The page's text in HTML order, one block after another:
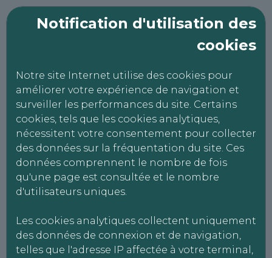
Notification d'utilisation des
cookies
Notre site Internet utilise des cookies pour
améliorer votre expérience de navigation et
surveiller les performances du site. Certains
cookies, tels que les cookies analytiques,
nécessitent votre consentement pour collecter
des données sur la fréquentation du site. Ces
données comprennent le nombre de fois
qu'une page est consultée et le nombre
d'utilisateurs uniques.
Les cookies analytiques collectent uniquement
des données de connexion et de navigation,
telles que l'adresse IP affectée à votre terminal,
ECO CONTROLE
Politique RGPD
DONNÉES PERSONNELLES